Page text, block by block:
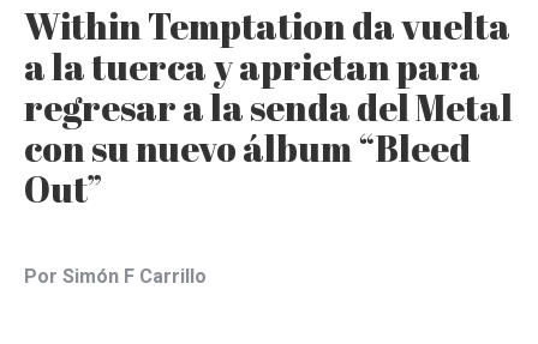
Within Temptation da vuelta
a la tuerca y aprietan para
regresar a la senda del Metal
con su nuevo álbum “Bleed
Out”
Por Simón F Carrillo